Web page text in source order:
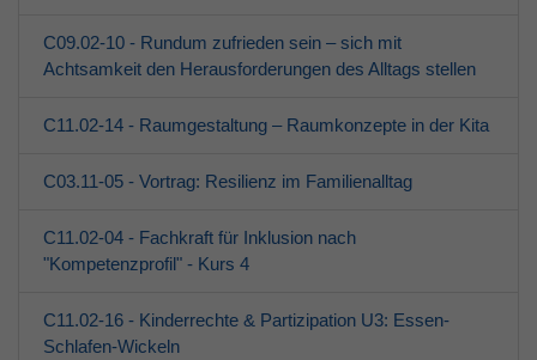
C09.02-10 - Rundum zufrieden sein – sich mit
Achtsamkeit den Herausforderungen des Alltags stellen
C11.02-14 - Raumgestaltung – Raumkonzepte in der Kita
C03.11-05 - Vortrag: Resilienz im Familienalltag
C11.02-04 - Fachkraft für Inklusion nach
"Kompetenzprofil" - Kurs 4
C11.02-16 - Kinderrechte & Partizipation U3: Essen-
Schlafen-Wickeln